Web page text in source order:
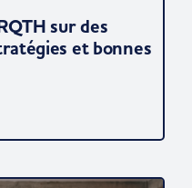
sur des
et bonnes